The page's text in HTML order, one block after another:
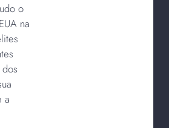
o
na
a